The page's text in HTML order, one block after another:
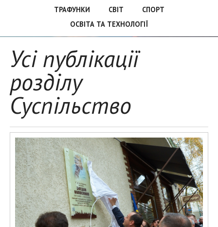
ТРАФУНКИ
СВІТ
СПОРТ
ОСВІТА ТА ТЕХНОЛОГІЇ
Усі публікації
розділу
Суспільство